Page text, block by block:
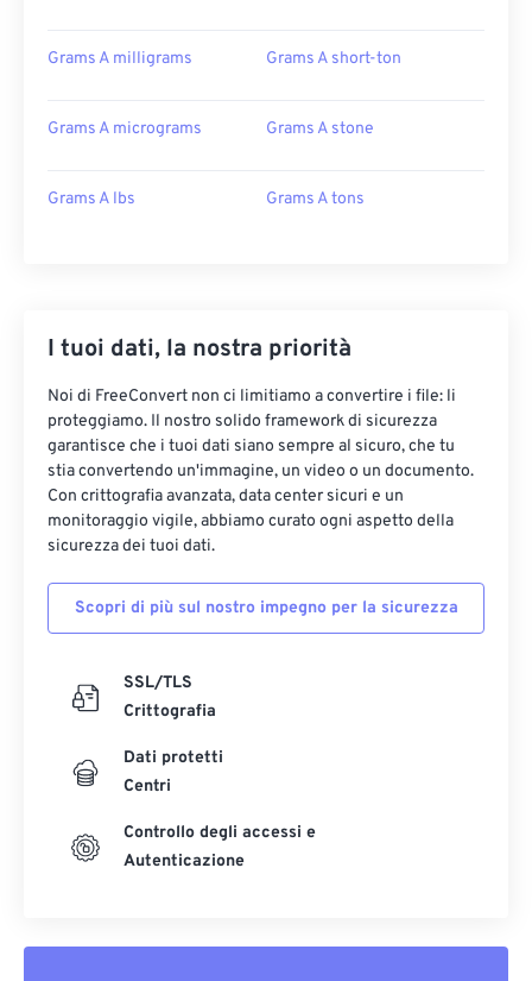
Grams A milligrams Grams A short-ton
Grams A micrograms Grams A stone
Grams A lbs Grams A tons
I tuoi dati, la nostra priorità
Noi di FreeConvert non ci limitiamo a convertire i file: li
proteggiamo. Il nostro solido framework di sicurezza
garantisce che i tuoi dati siano sempre al sicuro, che tu
stia convertendo un'immagine, un video o un documento.
Con crittografia avanzata, data center sicuri e un
monitoraggio vigile, abbiamo curato ogni aspetto della
sicurezza dei tuoi dati.
Scopri di più sul nostro impegno per la sicurezza
SSL/TLS
Crittografia
Dati protetti
Centri
Controllo degli accessi e
Autenticazione